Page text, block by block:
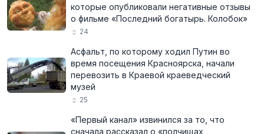
которые опубликовали негативные отзывы
о фильме «Последний богатырь. Колобок»
24
Асфальт, по которому ходил Путин во
время посещения Красноярска, начали
перевозить в Краевой краеведческий
музей
25
«Первый канал» извинился за то, что
сначала рассказал о «полчищах